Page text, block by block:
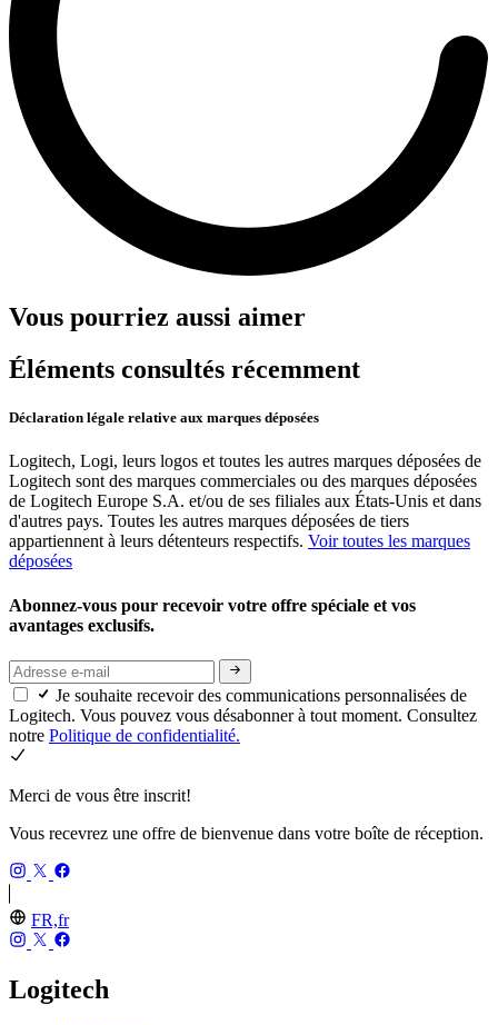
Vous pourriez aussi aimer
Éléments consultés récemment
Déclaration légale relative aux marques déposées
Logitech, Logi, leurs logos et toutes les autres marques déposées de
Logitech sont des marques commerciales ou des marques déposées
de Logitech Europe S.A. et/ou de ses filiales aux États-Unis et dans
d'autres pays. Toutes les autres marques déposées de tiers
appartiennent à leurs détenteurs respectifs. Voir toutes les marques
déposées
Abonnez-vous pour recevoir votre offre spéciale et vos
avantages exclusifs.
Je souhaite recevoir des communications personnalisées de
Logitech. Vous pouvez vous désabonner à tout moment. Consultez
notre Politique de confidentialité.
Merci de vous être inscrit!
Vous recevrez une offre de bienvenue dans votre boîte de réception.
FR,fr
Logitech